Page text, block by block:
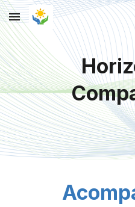
Skip to main content